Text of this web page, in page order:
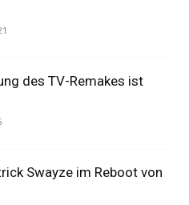
des TV-Remakes ist
Swayze im Reboot von